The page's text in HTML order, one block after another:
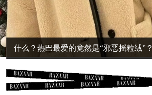
什么？热巴最爱的竟然是“邪恶摇粒绒”？